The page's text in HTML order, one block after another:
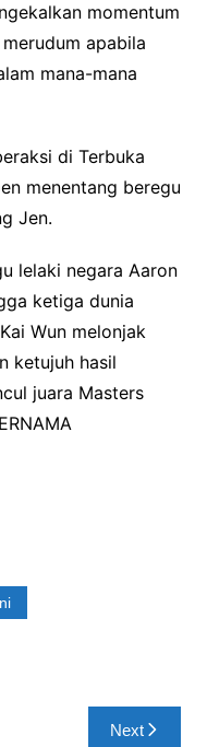
momentum
apabila
mana-mana
di Terbuka
menentang beregu
Jen.
lelaki negara Aaron
ketiga dunia
Wun melonjak
ketujuh hasil
juara Masters
Next